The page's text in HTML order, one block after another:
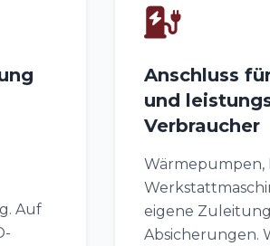
Auf
Anschluss
und
Verbraucher
Wärmepumpen,
eigene
Absicherungen.